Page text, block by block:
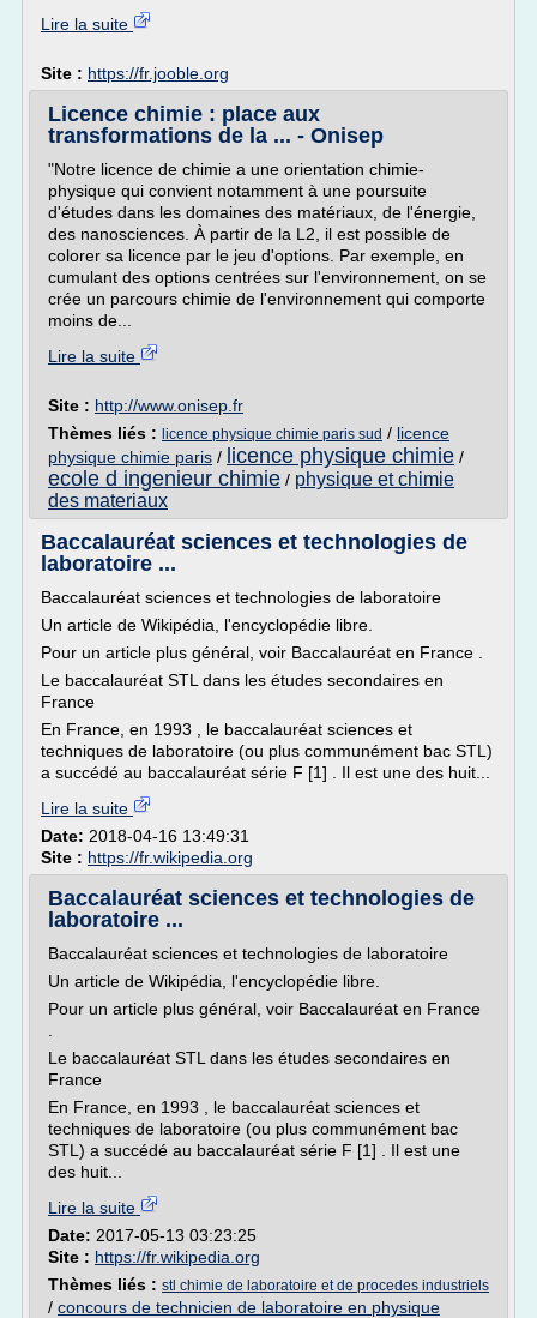
Lire la suite
Site : https://fr.jooble.org
Licence chimie : place aux
transformations de la ... - Onisep
"Notre licence de chimie a une orientation chimie-
physique qui convient notamment à une poursuite
d'études dans les domaines des matériaux, de l'énergie,
des nanosciences. À partir de la L2, il est possible de
colorer sa licence par le jeu d'options. Par exemple, en
cumulant des options centrées sur l'environnement, on se
crée un parcours chimie de l'environnement qui comporte
moins de...
Lire la suite
Site : http://www.onisep.fr
Thèmes liés : licence physique chimie paris sud / licence
physique chimie paris / licence physique chimie /
ecole d ingenieur chimie / physique et chimie
des materiaux
Baccalauréat sciences et technologies de
laboratoire ...
Baccalauréat sciences et technologies de laboratoire
Un article de Wikipédia, l'encyclopédie libre.
Pour un article plus général, voir Baccalauréat en France .
Le baccalauréat STL dans les études secondaires en
France
En France, en 1993 , le baccalauréat sciences et
techniques de laboratoire (ou plus communément bac STL)
a succédé au baccalauréat série F [1] . Il est une des huit...
Lire la suite
Date: 2018-04-16 13:49:31
Site : https://fr.wikipedia.org
Baccalauréat sciences et technologies de
laboratoire ...
Baccalauréat sciences et technologies de laboratoire
Un article de Wikipédia, l'encyclopédie libre.
Pour un article plus général, voir Baccalauréat en France
Le baccalauréat STL dans les études secondaires en
France
En France, en 1993 , le baccalauréat sciences et
techniques de laboratoire (ou plus communément bac
STL) a succédé au baccalauréat série F [1] . Il est une
des huit...
Lire la suite
Date: 2017-05-13 03:23:25
Site : https://fr.wikipedia.org
Thèmes liés : stl chimie de laboratoire et de procedes industriels
/ concours de technicien de laboratoire en physique